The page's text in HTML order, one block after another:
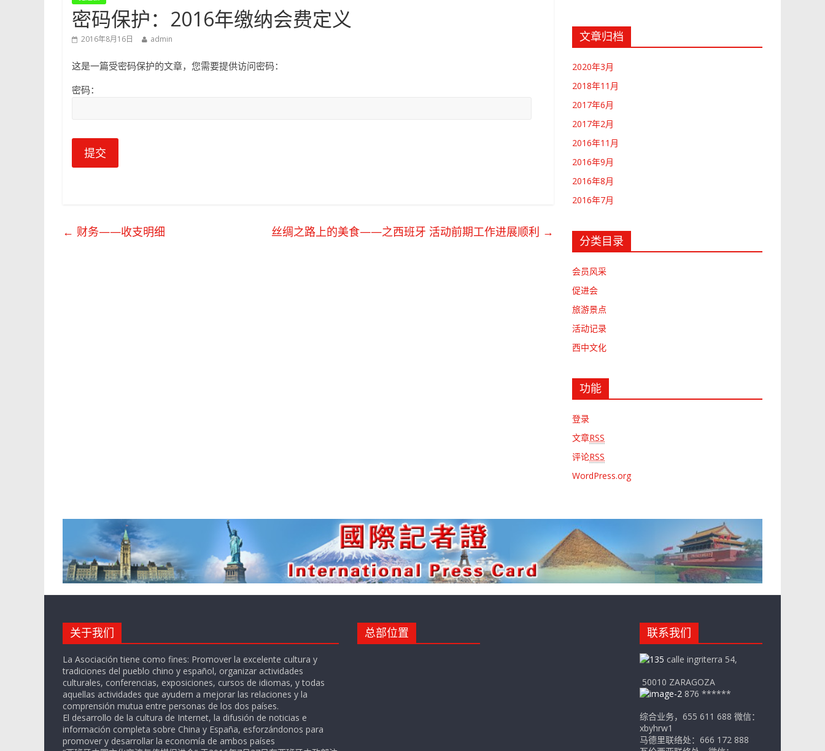
密码保护：2016年缴纳会费定义
2016年8月16日 admin
这是一篇受密码保护的文章，您需要提供访问密码：
密码：
← 财务——收支明细 丝绸之路上的美食——之西班牙 活动前期工作进展顺利 →
文章归档
2020年3月
2018年11月
2017年6月
2017年2月
2016年11月
2016年9月
2016年8月
2016年7月
分类目录
会员风采
促进会
旅游景点
活动记录
西中文化
功能
登录
文章RSS
评论RSS
WordPress.org
关于我们
La Asociación tiene como fines: Promover la excelente cultura y
tradiciones del pueblo chino y español, organizar actividades
culturales, conferencias, exposiciones, cursos de idiomas, y todas
aquellas actividades que ayudern a mejorar las relaciones y la
comprensión mutua entre personas de los dos países.
El desarrollo de la cultura de Internet, la difusión de noticias e
información completa sobre China y España, esforzándonos para
promover y desarrollar la economía de ambos países
总部位置 联系我们
calle ingriterra 54,
50010 ZARAGOZA
876 ******
综合业务，655 611 688 微信：
xbyhrw1
马德里联络处：666 172 888